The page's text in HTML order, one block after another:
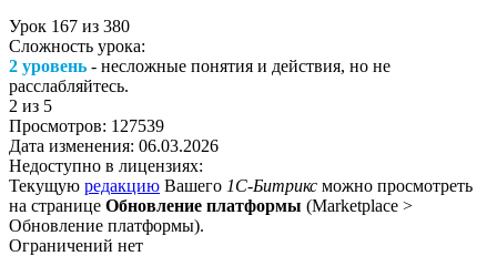
Урок 167 из 380
Сложность урока:
2 уровень - несложные понятия и действия, но не
расслабляйтесь.
2 из 5
Просмотров: 127539
Дата изменения: 06.03.2026
Недоступно в лицензиях:
Текущую редакцию Вашего 1С-Битрикс можно просмотреть
на странице Обновление платформы (Marketplace >
Обновление платформы).
Ограничений нет